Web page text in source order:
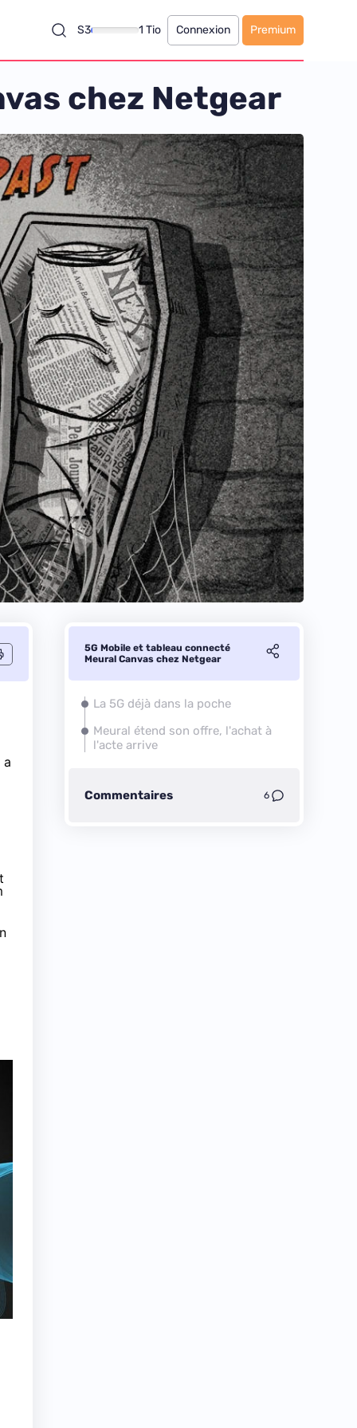
S3 1 Tio Connexion Premium
chez Netgear
a
5G Mobile et tableau connecté
Meural Canvas chez Netgear
La 5G déjà dans la poche
Meural étend son offre, l'achat à
l'acte arrive
Commentaires 6